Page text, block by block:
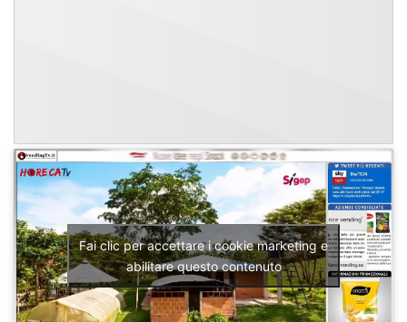
Fai clic per accettare i cookie marketing e
abilitare questo contenuto